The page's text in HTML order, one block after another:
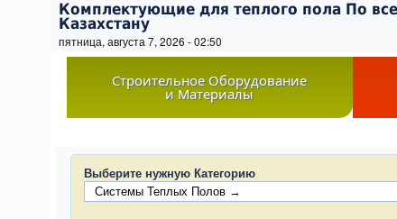
Комплектующие для теплого пола По
Казахстану
пятница, августа 7, 2026 - 02:50
Строительное Оборудование
и Материалы
Выберите нужную Категорию